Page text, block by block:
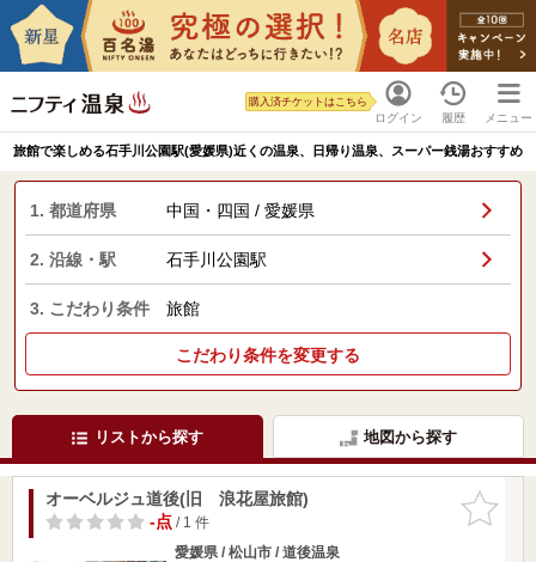
ログイン
購入済チケットはこちら
履歴 メニュー
旅館で楽しめる石手川公園駅(愛媛県)近くの温泉、日帰り温泉、スーパー銭湯おすすめ
1. 都道府県 中国・四国 / 愛媛県
2. 沿線・駅 石手川公園駅
3. こだわり条件 旅館
こだわり条件を変更する
リストから探す 地図から探す
お気に入
りに追加
オーベルジュ道後(旧 浪花屋旅館)
-点/ 1 件
愛媛県 / 松山市 / 道後温泉